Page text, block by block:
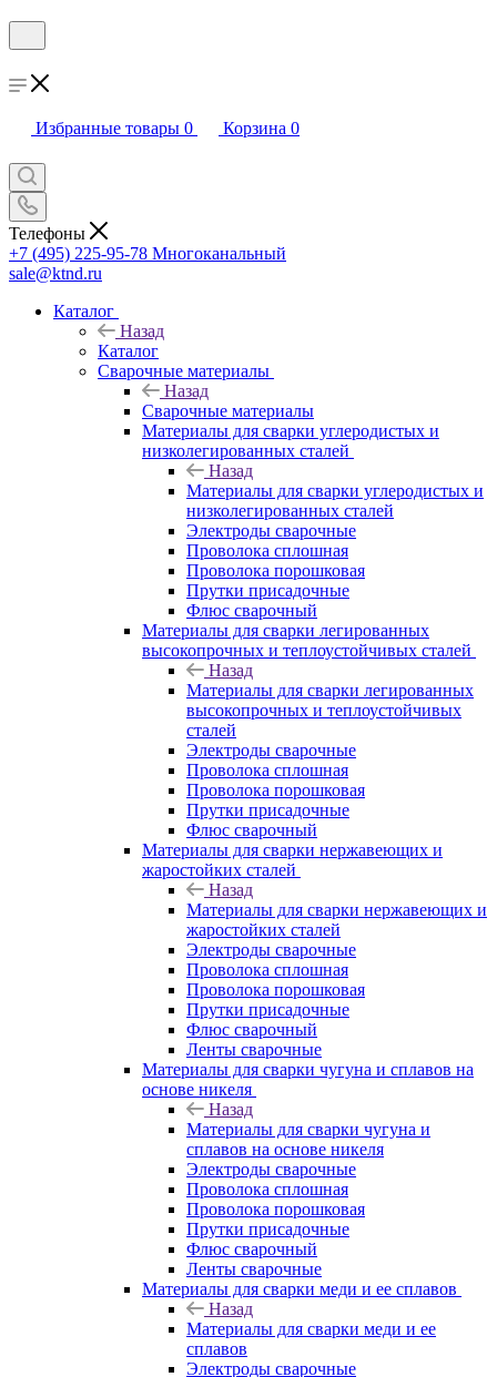
Избранные товары 0 Корзина 0
Телефоны
+7 (495) 225-95-78 Многоканальный
sale@ktnd.ru
Каталог
Назад
Каталог
Сварочные материалы
Назад
Сварочные материалы
Материалы для сварки углеродистых и
низколегированных сталей
Назад
Материалы для сварки углеродистых и
низколегированных сталей
Электроды сварочные
Проволока сплошная
Проволока порошковая
Прутки присадочные
Флюс сварочный
Материалы для сварки легированных
высокопрочных и теплоустойчивых сталей
Назад
Материалы для сварки легированных
высокопрочных и теплоустойчивых
сталей
Электроды сварочные
Проволока сплошная
Проволока порошковая
Прутки присадочные
Флюс сварочный
Материалы для сварки нержавеющих и
жаростойких сталей
Назад
Материалы для сварки нержавеющих и
жаростойких сталей
Электроды сварочные
Проволока сплошная
Проволока порошковая
Прутки присадочные
Флюс сварочный
Ленты сварочные
Материалы для сварки чугуна и сплавов на
основе никеля
Назад
Материалы для сварки чугуна и
сплавов на основе никеля
Электроды сварочные
Проволока сплошная
Проволока порошковая
Прутки присадочные
Флюс сварочный
Ленты сварочные
Материалы для сварки меди и ее сплавов
Назад
Материалы для сварки меди и ее
сплавов
Электроды сварочные